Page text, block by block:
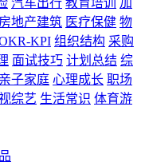
汽车出行 教育培训
加
房地产建筑 医疗保健 物
KPI 组织结构 采购
面试技巧 计划总结 综
亲子家庭 心理成长 职场
综艺 生活常识 体育游